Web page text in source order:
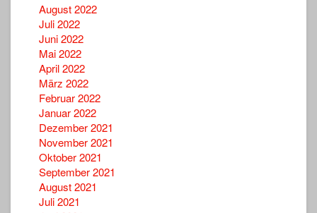
August 2022
Juli 2022
Juni 2022
Mai 2022
April 2022
März 2022
Februar 2022
Januar 2022
Dezember 2021
November 2021
Oktober 2021
September 2021
August 2021
Juli 2021